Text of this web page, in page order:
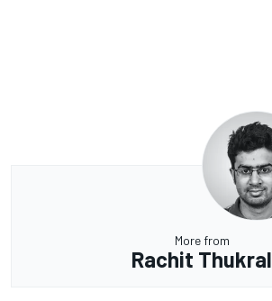
More from
Rachit Thukral